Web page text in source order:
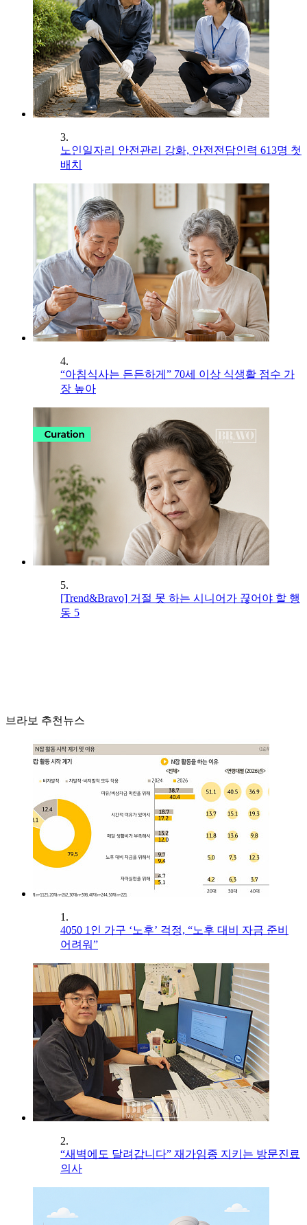
3.
노인일자리 안전관리 강화, 안전전담인력 613명 첫
배치
4.
“아침식사는 든든하게” 70세 이상 식생활 점수 가
장 높아
5.
[Trend&Bravo] 거절 못 하는 시니어가 끊어야 할 행
동 5
브라보 추천뉴스
1.
4050 1인 가구 ‘노후’ 걱정, “노후 대비 자금 준비
어려워”
2.
“새벽에도 달려갑니다” 재가임종 지키는 방문진료
의사